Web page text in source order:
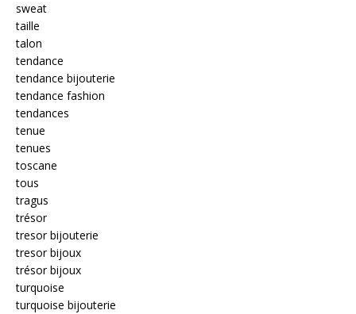
sweat
taille
talon
tendance
tendance bijouterie
tendance fashion
tendances
tenue
tenues
toscane
tous
tragus
trésor
tresor bijouterie
tresor bijoux
trésor bijoux
turquoise
turquoise bijouterie